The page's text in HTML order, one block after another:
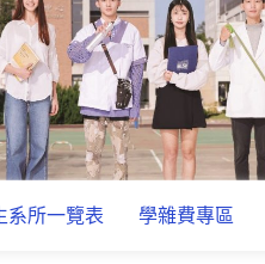
系所一覽表 學雜費專區